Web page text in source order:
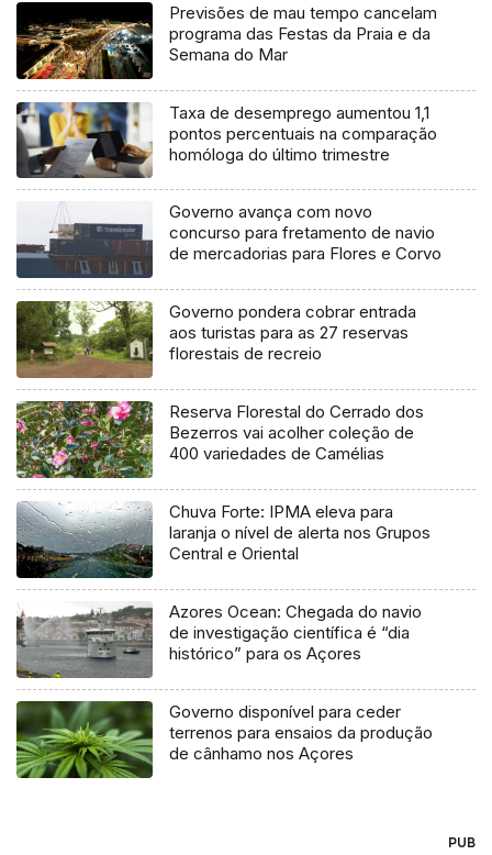
Previsões de mau tempo cancelam
programa das Festas da Praia e da
Semana do Mar
Taxa de desemprego aumentou 1,1
pontos percentuais na comparação
homóloga do último trimestre
Governo avança com novo
concurso para fretamento de navio
de mercadorias para Flores e Corvo
Governo pondera cobrar entrada
aos turistas para as 27 reservas
florestais de recreio
Reserva Florestal do Cerrado dos
Bezerros vai acolher coleção de
400 variedades de Camélias
Chuva Forte: IPMA eleva para
laranja o nível de alerta nos Grupos
Central e Oriental
Azores Ocean: Chegada do navio
de investigação científica é “dia
histórico” para os Açores
Governo disponível para ceder
terrenos para ensaios da produção
de cânhamo nos Açores
PUB